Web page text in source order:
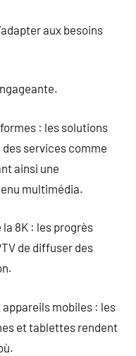
aux besoins
: les solutions
services comme
ainsi une
multimédia.
8K : les progrès
de diffuser des
mobiles : les
et tablettes rendent